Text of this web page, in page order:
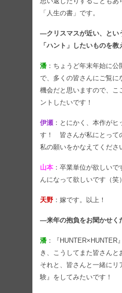
「人生の書」です。
―クリスマスが近い、とい
「ハント」したいものを教
潘 ：ちょうど年末年始に公
で、多くの皆さんにご覧に
機会だと思いますので、こ
ントしたいです！
伊瀬 ：とにかく、本作が
す！ 皆さんが私にとって
私の願いをかなえてくださ
山本 ：卒業単位が欲しいで
んになって欲しいです（笑
天野 ：嫁です。以上！
―来年の抱負をお聞かせく
潘 ：『HUNTER×HUNTER
き、こうしてまた皆さんと
それと、皆さんと一緒にリ
験』をしてみたいです！